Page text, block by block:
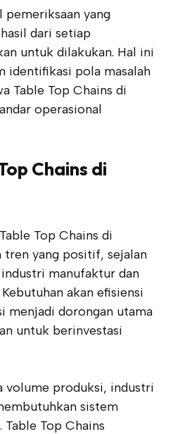
pemeriksaan yang
dari setiap
untuk dilakukan. Hal ini
identifikasi pola masalah
Table Top Chains di
operasional
Chains di
Top Chains di
tren yang positif, sejalan
manufaktur dan
akan efisiensi
menjadi dorongan utama
untuk berinvestasi
volume produksi, industri
sistem
Top Chains